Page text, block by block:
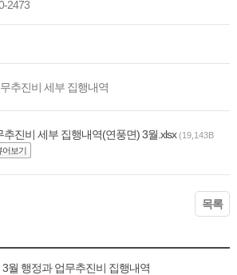
2473
추진비 세부 집행내역
추진비 세부 집행내역(연풍면) 3월.xlsx (19,143B
어보기
목록
3월 행정과 업무추진비 집행내역